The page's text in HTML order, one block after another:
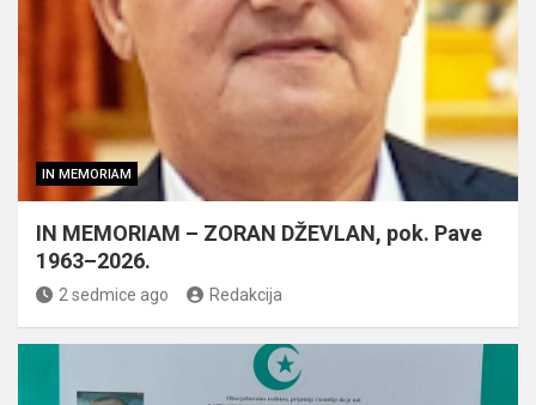
IN MEMORIAM
IN MEMORIAM – ZORAN DŽEVLAN, pok. Pave
1963–2026.
2 sedmice ago Redakcija